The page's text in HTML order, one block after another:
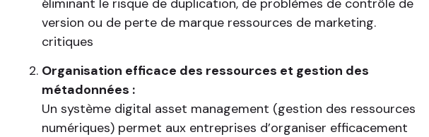
éliminant le risque de duplication, de problèmes de contrôle de
version ou de perte de marque ressources de marketing.
critiques
Organisation efficace des ressources et gestion des
métadonnées :
Un système digital asset management (gestion des ressources
numériques) permet aux entreprises d’organiser efficacement